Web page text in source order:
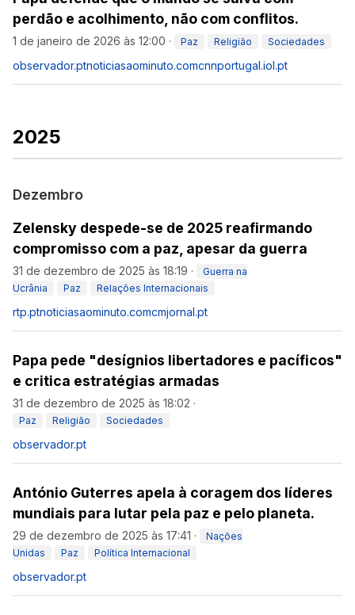
perdão e acolhimento, não com conflitos.
1 de janeiro de 2026 às 12:00 · Paz Religião Sociedades
observador.ptnoticiasaominuto.comcnnportugal.iol.pt
2025
Dezembro
Zelensky despede-se de 2025 reafirmando
compromisso com a paz, apesar da guerra
31 de dezembro de 2025 às 18:19 ·
Guerra na
Ucrânia
Paz Relações Internacionais
rtp.ptnoticiasaominuto.comcmjornal.pt
Papa pede "desígnios libertadores e pacíficos"
e critica estratégias armadas
31 de dezembro de 2025 às 18:02 ·
Paz Religião Sociedades
observador.pt
António Guterres apela à coragem dos líderes
mundiais para lutar pela paz e pelo planeta.
29 de dezembro de 2025 às 17:41 ·
Nações
Unidas
Paz Política Internacional
observador.pt